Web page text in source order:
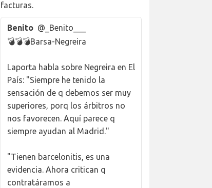
facturas.
Benito @_Benito___
💣💣💣Barsa-Negreira
Laporta habla sobre Negreira en El
País: "Siempre he tenido la
sensación de q debemos ser muy
superiores, porq los árbitros no
nos favorecen. Aquí parece q
siempre ayudan al Madrid."
"Tienen barcelonitis, es una
evidencia. Ahora critican q
contratáramos a